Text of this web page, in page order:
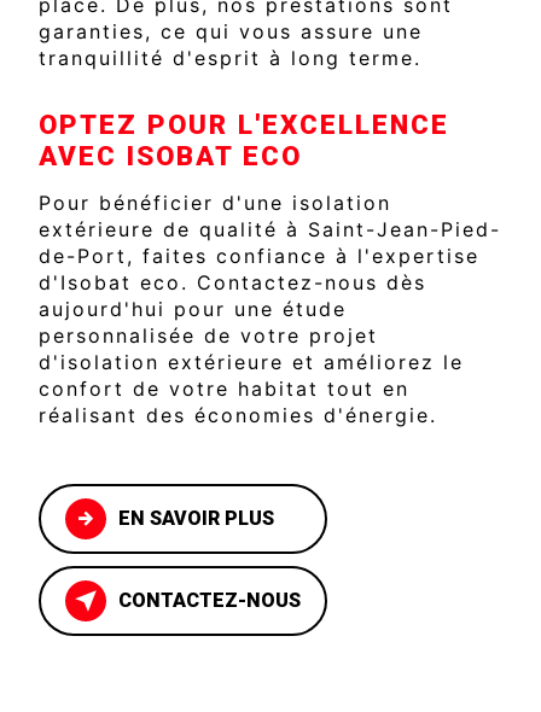
place. De plus, nos prestations sont
garanties, ce qui vous assure une
tranquillité d'esprit à long terme.
OPTEZ POUR L'EXCELLENCE
AVEC ISOBAT ECO
Pour bénéficier d'une isolation
extérieure de qualité à Saint-Jean-Pied-
de-Port, faites confiance à l'expertise
d'Isobat eco. Contactez-nous dès
aujourd'hui pour une étude
personnalisée de votre projet
d'isolation extérieure et améliorez le
confort de votre habitat tout en
réalisant des économies d'énergie.
EN SAVOIR PLUS
CONTACTEZ-NOUS